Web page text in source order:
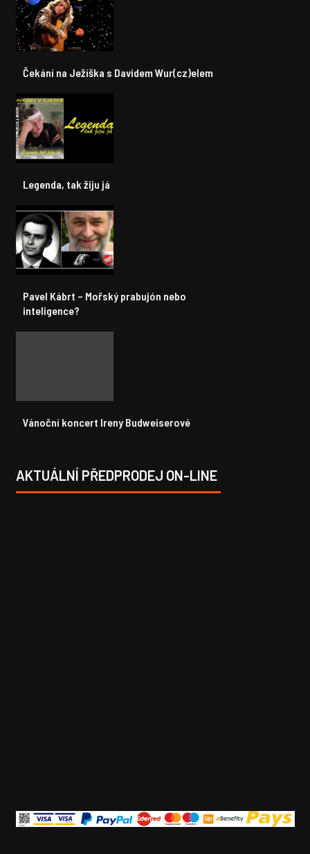
Čekání na Ježíška s Davidem Wur(cz)elem
Legenda, tak žiju já
Pavel Kábrt – Mořský prabujón nebo
inteligence?
Vánoční koncert Ireny Budweiserové
AKTUÁLNÍ PŘEDPRODEJ ON-LINE